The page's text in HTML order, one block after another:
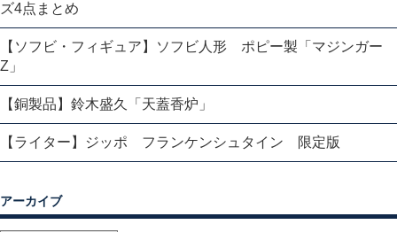
ズ4点まとめ
【ソフビ・フィギュア】ソフビ人形 ポピー製「マジンガー
Z」
【銅製品】鈴木盛久「天蓋香炉」
【ライター】ジッポ フランケンシュタイン 限定版
アーカイブ